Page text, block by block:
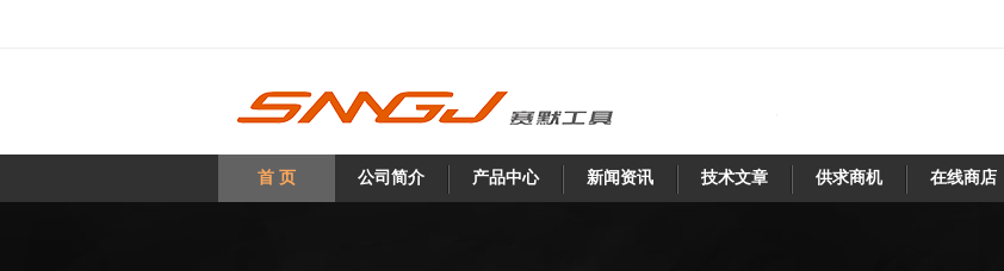
首 页 公司简介 产品中心 新闻资讯 技术文章 供求商机 在线商店